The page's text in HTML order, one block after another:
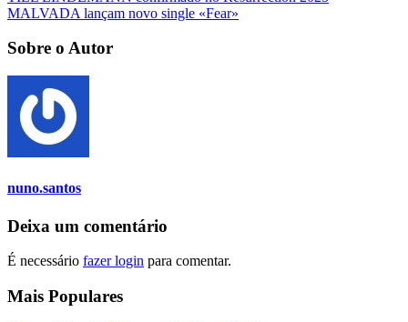
MALVADA lançam novo single «Fear»
Sobre o Autor
nuno.santos
Deixa um comentário
É necessário fazer login para comentar.
Mais Populares